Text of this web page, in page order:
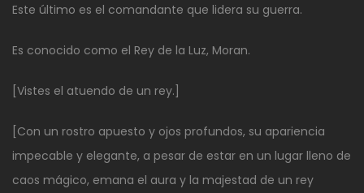
Este último es el comandante que lidera su guerra.
Es conocido como el Rey de la Luz, Moran.
[Vistes el atuendo de un rey.]
[Con un rostro apuesto y ojos profundos, su apariencia
impecable y elegante, a pesar de estar en un lugar lleno de
caos mágico, emana el aura y la majestad de un rey